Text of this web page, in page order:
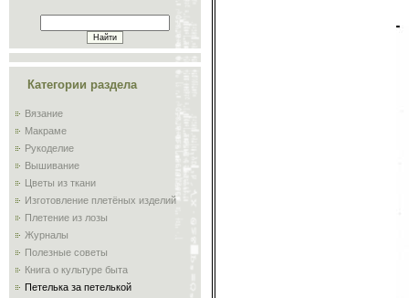
Категории раздела
Вязание
Макраме
Рукоделие
Вышивание
Цветы из ткани
Изготовление плетёных изделий
Плетение из лозы
Журналы
Полезные советы
Книга о культуре быта
Петелька за петелькой